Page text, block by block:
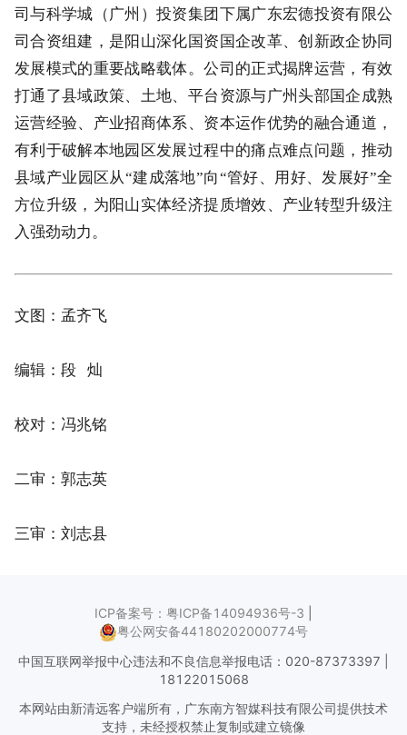
司与科学城（广州）投资集团下属广东宏德投资有限公
司合资组建，是阳山深化国资国企改革、创新政企协同
发展模式的重要战略载体。公司的正式揭牌运营，有效
打通了县域政策、土地、平台资源与广州头部国企成熟
运营经验、产业招商体系、资本运作优势的融合通道，
有利于破解本地园区发展过程中的痛点难点问题，推动
县域产业园区从“建成落地”向“管好、用好、发展好”全
方位升级，为阳山实体经济提质增效、产业转型升级注
入强劲动力。
文图：孟齐飞
编辑：段 灿
校对：冯兆铭
二审：郭志英
三审：刘志县
ICP备案号：粤ICP备14094936号-3
粤公网安备44180202000774号
中国互联网举报中心违法和不良信息举报电话：020-87373397 |
18122015068
本网站由新清远客户端所有，广东南方智媒科技有限公司提供技术
支持，未经授权禁止复制或建立镜像